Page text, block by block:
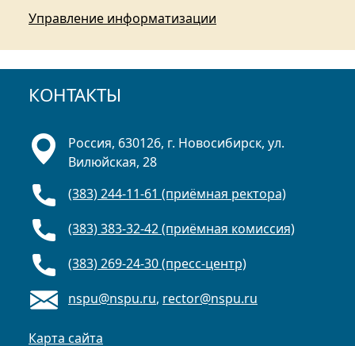
Управление информатизации
КОНТАКТЫ
Россия, 630126, г. Новосибирск, ул.
Вилюйская, 28
(383) 244-11-61 (приёмная ректора)
(383) 383-32-42 (приёмная комиссия)
(383) 269-24-30 (пресс-центр)
nspu@nspu.ru, rector@nspu.ru
Карта сайта